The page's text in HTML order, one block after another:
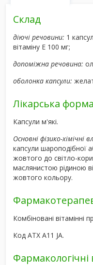
Склад
діючі речовини: 1
вітаміну Е 100 мг;
допоміжна речовина:
оболонка капсули:
Лікарська форма
Капсули м'які.
Основні фізико-хімічні
капсули шароподібної
жовтого до світло-
маслянистою рідиною
жовтого кольору.
Комбіновані вітамінні
Код АТХ A11 JA.
Фармакологічні